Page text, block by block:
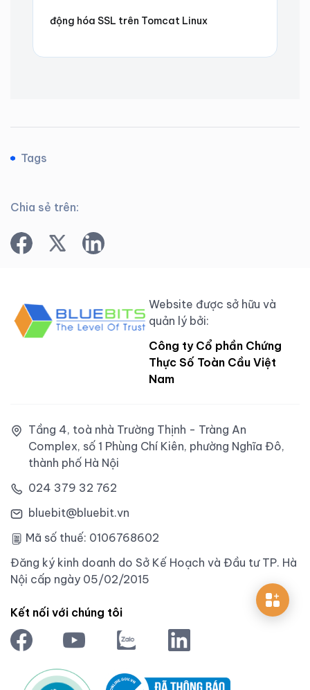
động hóa SSL trên Tomcat Linux
Tags
Chia sẻ trên:
Website được sở hữu và
quản lý bởi:
Công ty Cổ phần Chứng
Thực Số Toàn Cầu Việt
Nam
Tầng 4, toà nhà Trường Thịnh - Tràng An
Complex, số 1 Phùng Chí Kiên, phường Nghĩa Đô,
thành phố Hà Nội
024 379 32 762
bluebit@bluebit.vn
Mã số thuế: 0106768602
Đăng ký kinh doanh do Sở Kế Hoạch và Đầu tư TP. Hà
Nội cấp ngày 05/02/2015
Kết nối với chúng tôi